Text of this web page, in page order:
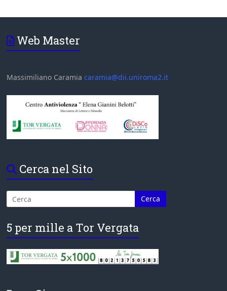
Web Master
Massimiliano Caramiacaramia@dii.uniroma2.it
Cerca nel Sito
5 per mille a Tor Vergata